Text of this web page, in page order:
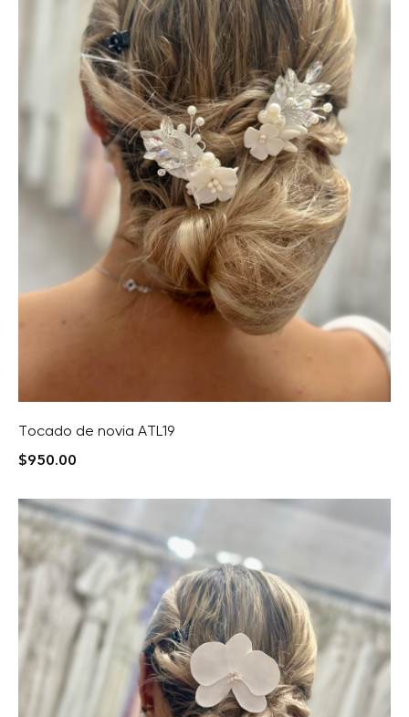
Tocado de novia ATL19
$950.00